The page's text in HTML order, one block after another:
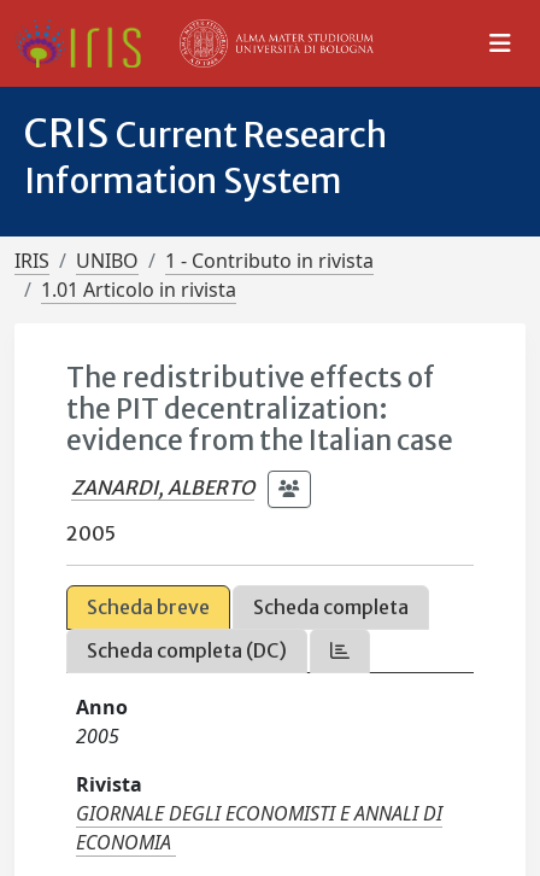
CRIS Current Research
Information System
IRIS UNIBO
1 - Contributo in rivista
1.01 Articolo in rivista
The redistributive effects of
the PIT decentralization:
evidence from the Italian case
ZANARDI, ALBERTO
2005
Scheda breve
Scheda completa
Scheda completa (DC)
Anno
2005
Rivista
GIORNALE DEGLI ECONOMISTI E ANNALI DI
ECONOMIA